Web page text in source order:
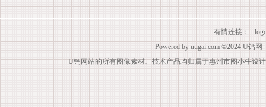
有情连接：
Powered by uugai.com ©2024 U钙网
U钙网站的所有图像素材、技术产品均归属于惠州市图小牛设